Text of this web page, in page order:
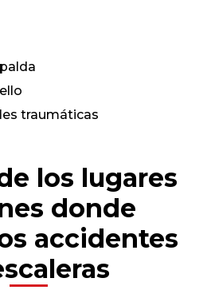
traumáticas
los lugares
donde
accidentes